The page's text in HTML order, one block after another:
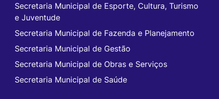
Secretaria Municipal de Esporte, Cultura, Turismo
e Juventude
Secretaria Municipal de Fazenda e Planejamento
Secretaria Municipal de Gestão
Secretaria Municipal de Obras e Serviços
Secretaria Municipal de Saúde